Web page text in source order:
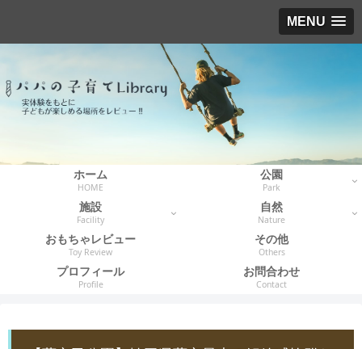
MENU
ホーム
HOME
公園
Park
施設
Facility
自然
Nature
おもちゃレビュー
Toy Review
その他
Others
プロフィール
Profile
お問合わせ
Contact